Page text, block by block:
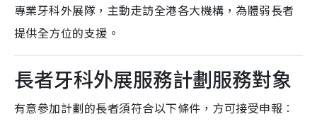
專業牙科外展隊，主動走訪全港各大機構，為體弱長者
提供全方位的支援。
長者牙科外展服務計劃服務對象
有意參加計劃的長者須符合以下條件，方可接受申報︰